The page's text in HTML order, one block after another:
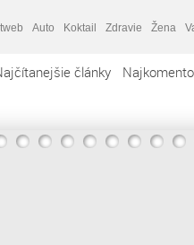
Auto Koktail Zdravie Žena
články